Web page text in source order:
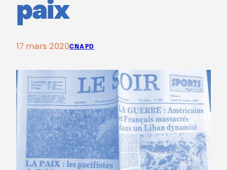
paix
17 mars 2020CNAPD